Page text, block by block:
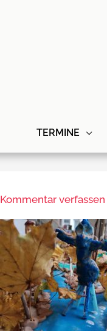
TERMINE
Kommentar verfassen